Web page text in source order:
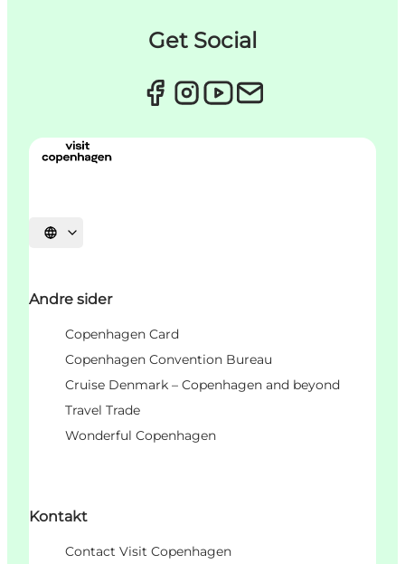
Get Social
Velg språk
Andre sider
Copenhagen Card
Copenhagen Convention Bureau
Cruise Denmark – Copenhagen and beyond
Travel Trade
Wonderful Copenhagen
Kontakt
Contact Visit Copenhagen